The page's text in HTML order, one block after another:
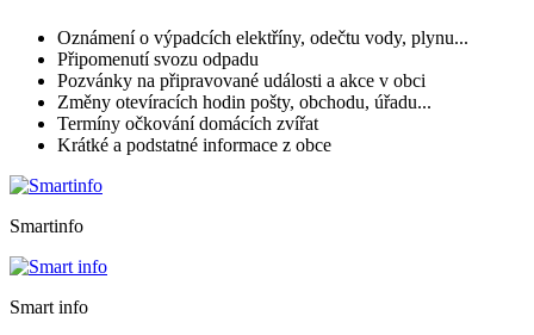
Oznámení o výpadcích elektříny, odečtu vody, plynu...
Připomenutí svozu odpadu
Pozvánky na připravované události a akce v obci
Změny otevíracích hodin pošty, obchodu, úřadu...
Termíny očkování domácích zvířat
Krátké a podstatné informace z obce
Smartinfo
Smart info